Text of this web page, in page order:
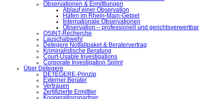
Observationen & Ermittlungen
Ablauf einer Observation
Häfen im Rhein-Main-Gebiet
Internationale Observationen
Observation – professionell und gerichtsverwertbar
OSINT-Recherche
Lauschabwehr
Detegere Notfallpaket & Beratervertrag
Kriminalistische Beratung
Court-Usable Investigations
Corporate Investigation Sprint
Über Detegere
DETEGERE-Prinzip
Externer Berater
Vertrauen
Zertifizierte Ermittler
Kooperationspartner